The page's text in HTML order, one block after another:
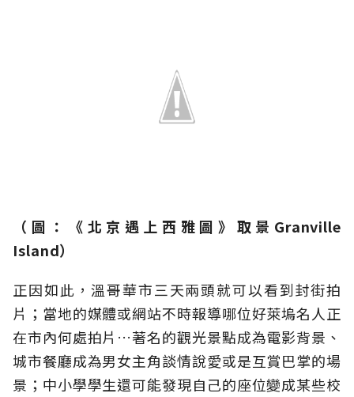
（ 圖：
《北京遇上西雅圖》取景Granville
Island）
正因如此，溫哥華市三天兩頭就可以看到封街拍
片；當地的媒體或網站不時報導哪位好萊塢名人正
在市內何處拍片…著名的觀光景點成為電影背景、
城市餐廳成為男女主角談情說愛或是互賞巴掌的場
景；中小學學生還可能發現自己的座位變成某些校